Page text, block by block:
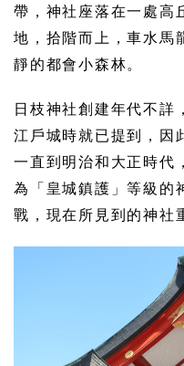
帶，神社座落在一處高
地，拾階而上，車水馬
靜的都會小森林。
日枝神社創建年代不詳
江戶城時就已提到，因
一直到明治和大正時代
為「皇城鎮護」等級的
戰，現在所見到的神社